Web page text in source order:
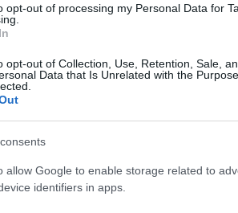
opt-out of processing my Personal Data for
opt-out of Collection, Use, Retention, Sale,
Data that Is Unrelated with the
allow Google to enable storage related to
identifiers in apps.